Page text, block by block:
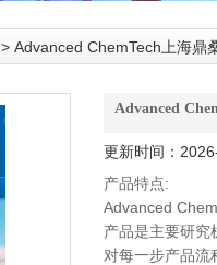
> Advanced ChemTech上海鼎
Advanced
更新时间：
产品特点:
Advanced
产品是主要研究
对每一步产品流